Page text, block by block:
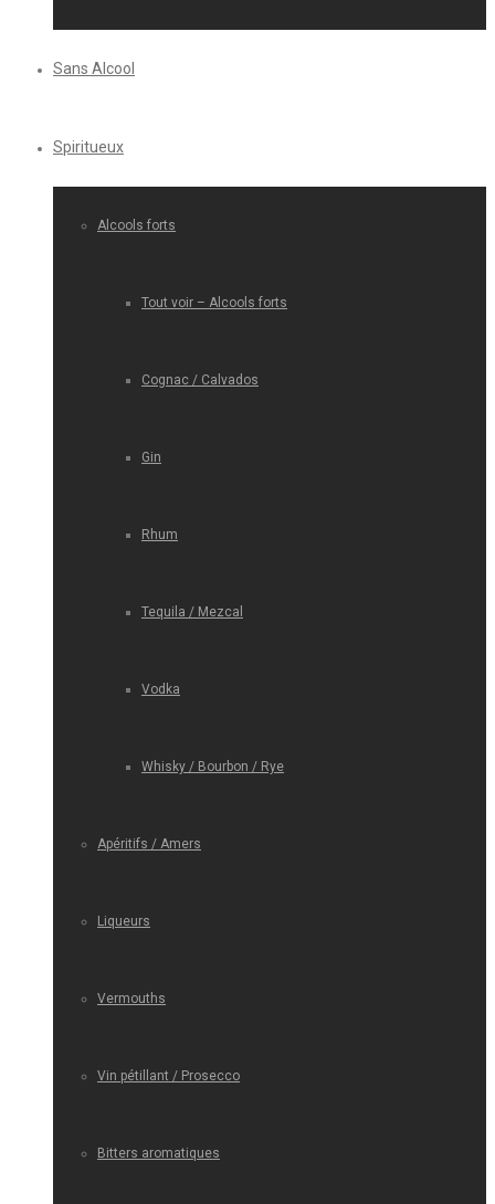
Sans Alcool
Spiritueux
Alcools forts
Tout voir – Alcools forts
Cognac / Calvados
Gin
Rhum
Tequila / Mezcal
Vodka
Whisky / Bourbon / Rye
Apéritifs / Amers
Liqueurs
Vermouths
Vin pétillant / Prosecco
Bitters aromatiques